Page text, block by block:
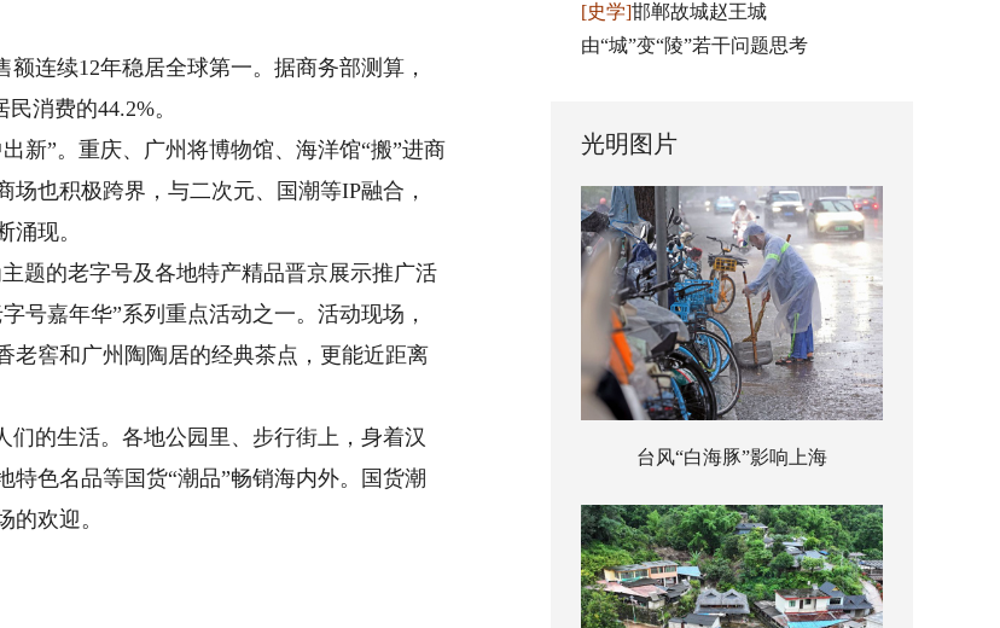
连续12年稳居全球第一。据商务部测算，
消费的44.2%。
”。重庆、广州将博物馆、海洋馆“搬”进商
也积极跨界，与二次元、国潮等IP融合，
现。
题的老字号及各地特产精品晋京展示推广活
号嘉年华”系列重点活动之一。活动现场，
老窖和广州陶陶居的经典茶点，更能近距离
的生活。各地公园里、步行街上，身着汉
色名品等国货“潮品”畅销海内外。国货潮
欢迎。
[史学]邯郸故城赵王城
由“城”变“陵”若干问题思考
光明图片
台风“白海豚”影响上海